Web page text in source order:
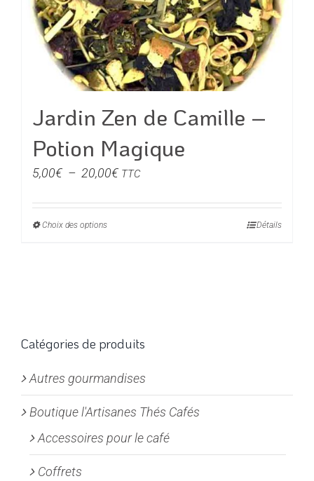
être
choisies
sur
la
page
du
produit
Jardin Zen de Camille –
Potion Magique
5,00€ – 20,00€Plage
prix :
TTC
Choix des optionsCe
options
être
choisies
sur
la
page
Détails
Catégories de produits
Autres gourmandises
Boutique l'Artisanes Thés Cafés
Accessoires pour le café
Coffrets